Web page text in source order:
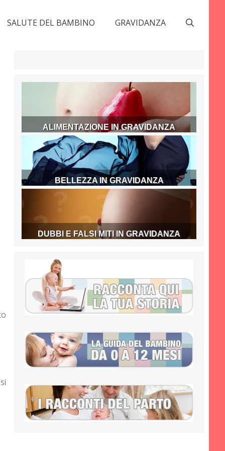
SALUTE DEL BAMBINO GRAVIDANZA
ALIMENTAZIONE IN GRAVIDANZA
BELLEZZA IN GRAVIDANZA
DUBBI E FALSI MITI IN GRAVIDANZA